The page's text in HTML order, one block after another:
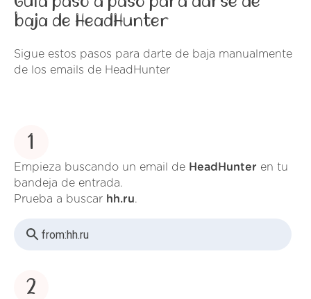
baja de HeadHunter
Sigue estos pasos para darte de baja manualmente
de los emails de HeadHunter
1
Empieza buscando un email de HeadHunter en tu
bandeja de entrada.
Prueba a buscar hh.ru.
from:hh.ru
2